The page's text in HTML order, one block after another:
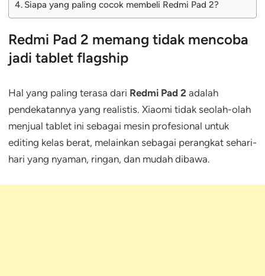
Siapa yang paling cocok membeli Redmi Pad 2?
Redmi Pad 2 memang tidak mencoba
jadi tablet flagship
Hal yang paling terasa dari Redmi Pad 2 adalah
pendekatannya yang realistis. Xiaomi tidak seolah-olah
menjual tablet ini sebagai mesin profesional untuk
editing kelas berat, melainkan sebagai perangkat sehari-
hari yang nyaman, ringan, dan mudah dibawa.